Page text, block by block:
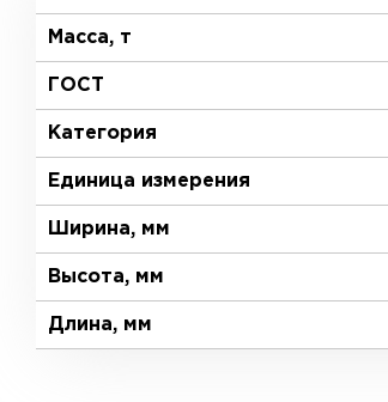
Масса, т
ГОСТ
Категория
Единица измерения
Ширина, мм
Высота, мм
Длина, мм